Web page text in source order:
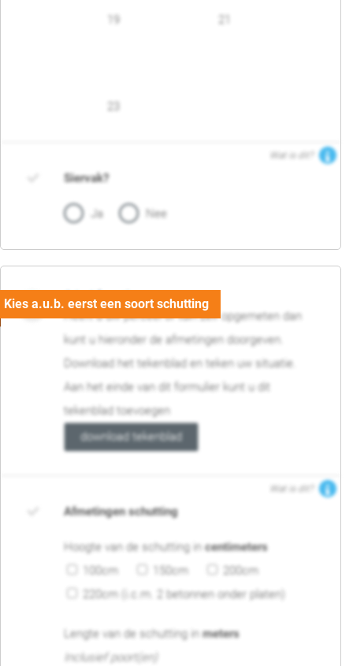
19
Wat is dit?
Siervak?
Ja Nee
04. Afmetingen
Heeft u uw perceel of tuin zelf opgemeten dan
kunt u hieronder de afmetingen doorgeven.
Download het tekenblad en teken uw situatie.
Aan het einde van dit formulier kunt u dit
tekenblad toevoegen
download tekenblad
Wat is dit?
Afmetingen schutting
Hoogte van de schutting incentimeters
100cm
150cm
200cm
220cm (i.c.m. 2 betonnen onder platen)
Lengte van de schutting inmeters
Inclusief poort(en)